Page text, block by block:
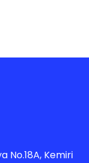
No.18A, Kemiri